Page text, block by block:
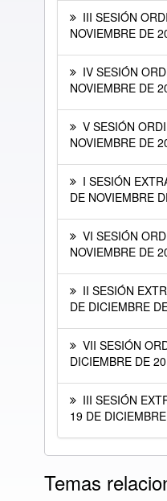
III SESIÓN
NOVIEMBRE DE
IV SESIÓN
NOVIEMBRE DE
V SESIÓN
NOVIEMBRE DE
I SESIÓN
DE NOVIEMBRE
VI SESIÓN
NOVIEMBRE DE
II SESIÓN
DE DICIEMBRE
VII SESIÓN
DICIEMBRE DE
III SESIÓN
19 DE
Temas